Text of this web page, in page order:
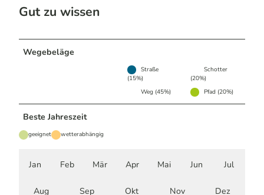
Gut zu wissen
Wegebeläge
Straße
(15%)
Schotter
(20%)
Weg (45%)
Pfad (20%)
Beste Jahreszeit
geeignet wetterabhängig
Jan Feb Mär Apr Mai Jun Jul
Aug Sep Okt Nov Dez